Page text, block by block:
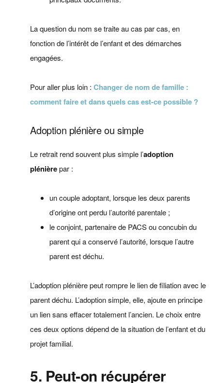
La question du nom se traite au cas par cas, en
fonction de l’intérêt de l’enfant et des démarches
engagées.
Pour aller plus loin :Changer de nom de famille :
comment faire et dans quels cas est-ce possible ?
Adoption plénière ou simple
Le retrait rend souvent plus simple l’adoption
plénièrepar :
un couple adoptant, lorsque les deux parents
d’origine ont perdu l’autorité parentale ;
le conjoint, partenaire de PACS ou concubin du
parent qui a conservé l’autorité, lorsque l’autre
parent est déchu.
L’adoption plénière peut rompre le lien de filiation avec le
parent déchu. L’adoption simple, elle, ajoute en principe
un lien sans effacer totalement l’ancien. Le choix entre
ces deux options dépend de la situation de l’enfant et du
projet familial.
5. Peut‑on récupérer